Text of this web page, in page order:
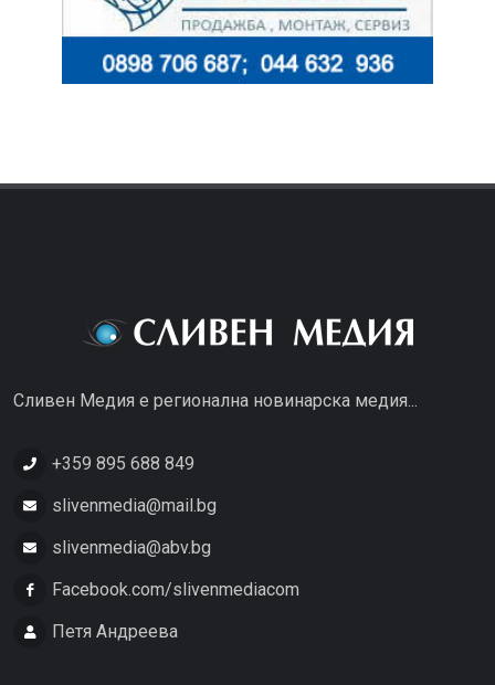
Сливен Медия е регионална новинарска медия...
+359 895 688 849
slivenmedia@mail.bg
slivenmedia@abv.bg
Facebook.com/slivenmediacom
Петя Андреева